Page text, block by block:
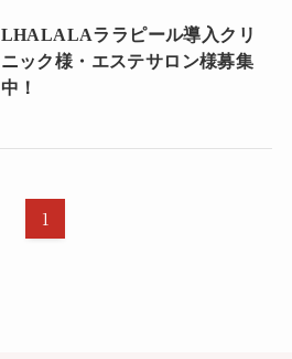
LHALALAララピール導入クリ
ニック様・エステサロン様募集
中！
1